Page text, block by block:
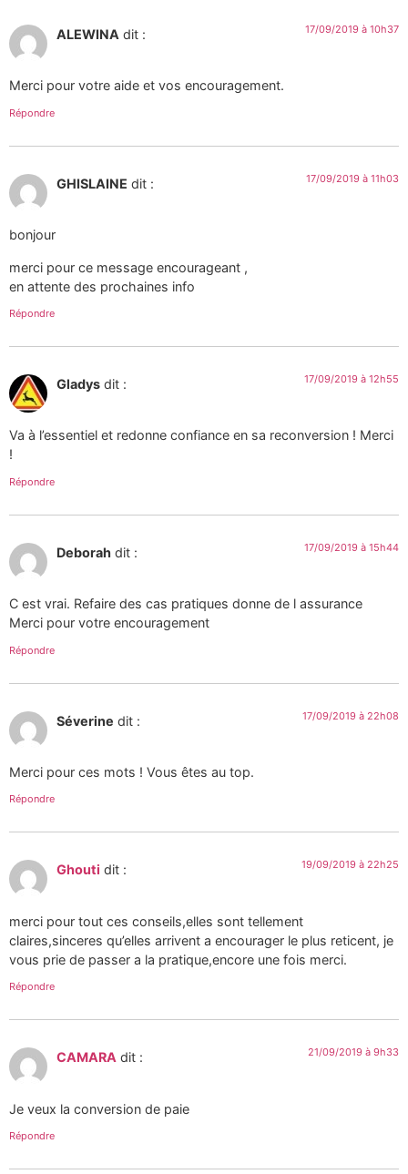
ALEWINA dit : 17/09/2019 à 10h37
Merci pour votre aide et vos encouragement.
Répondre
GHISLAINE dit : 17/09/2019 à 11h03
bonjour
merci pour ce message encourageant ,
en attente des prochaines info
Répondre
Gladys dit : 17/09/2019 à 12h55
Va à l’essentiel et redonne confiance en sa reconversion ! Merci
!
Répondre
Deborah dit : 17/09/2019 à 15h44
C est vrai. Refaire des cas pratiques donne de l assurance
Merci pour votre encouragement
Répondre
Séverine dit : 17/09/2019 à 22h08
Merci pour ces mots ! Vous êtes au top.
Répondre
Ghouti dit : 19/09/2019 à 22h25
merci pour tout ces conseils,elles sont tellement
claires,sinceres qu’elles arrivent a encourager le plus reticent, je
vous prie de passer a la pratique,encore une fois merci.
Répondre
CAMARA dit : 21/09/2019 à 9h33
Je veux la conversion de paie
Répondre